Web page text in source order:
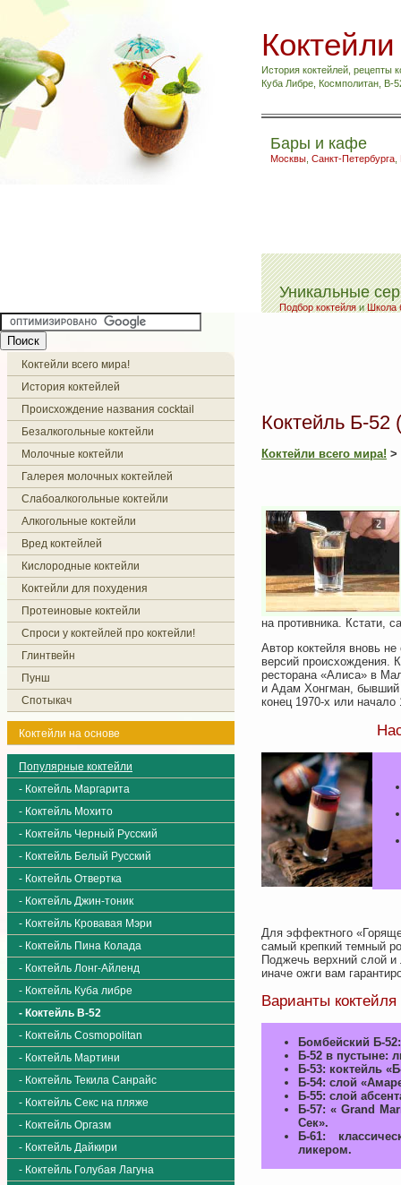
История коктейлей, рецепты
Куба Либре, Космполитан, B-
Бары и кафе
Москвы Санкт-Петербурга
Уникальные
Подбор коктейляиШкола
Коктейли всего мира!
История коктейлей
Происхождение названия cocktail
Безалкогольные коктейли
Молочные коктейли
Галерея молочных коктейлей
Слабоалкогольные коктейли
Алкогольные коктейли
Вред коктейлей
Кислородные коктейли
Коктейли для похудения
Протеиновые коктейли
Спроси у коктейлей про коктейли!
Глинтвейн
Пунш
Спотыкач
Коктейли на основе
Популярные коктейли
- Коктейль Маргарита
- Коктейль Мохито
- Коктейль Черный Русский
- Коктейль Белый Русский
- Коктейль Отвертка
- Коктейль Джин-тоник
- Коктейль Кровавая Мэри
- Коктейль Пина Колада
- Коктейль Лонг-Айленд
- Коктейль Куба либре
- Коктейль B-52
- Коктейль Cosmopolitan
- Коктейль Мартини
- Коктейль Текила Санрайс
- Коктейль Секс на пляже
- Коктейль Оргазм
- Коктейль Дайкири
- Коктейль Голубая Лагуна
Коктейль Б-52
Коктейли всего мира! >
на противника. Кстати,
Автор коктейля вновь
версий происхождения.
ресторана «Алиса» в
и Адам Хонгман, бывший
конец 1970-х или начало
Для эффектного
самый крепкий темный
Поджечь верхний слой и
иначе ожги вам
Варианты
Бомбейский Б-
Б-52 в пустыне:
Б-53: коктейль
Б-54: слой
Б-55: слой
Б-57: « Grand
Сек».
Б-61:
ликером.